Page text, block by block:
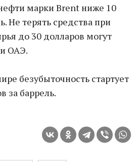
марки Brent ниже 10
Не терять средства при
до 30 долларов могут
ОАЭ.
безубыточность стартует
за баррель.